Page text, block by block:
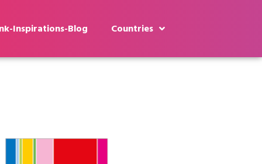
Inspirations-Blog Countries